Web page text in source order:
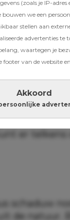
(zoals je IP-adres
bouwen we een
stellen aan
advertenties te
waartegen je
footer van de website
Akkoord
blaadjes,
in een
mandala.
er telkens
schaduw
de natuur.